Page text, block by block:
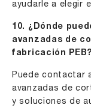
ayudarle a elegir
10. ¿Dónde
avanzadas de
fabricación PEB?
Puede contactar
avanzadas de
y soluciones de